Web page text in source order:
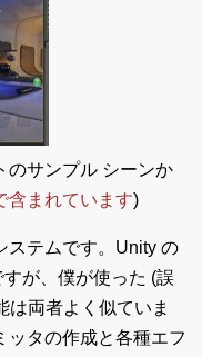
のサンプル シーンか
含まれています)
ステムです。Unity の
が、僕が使った (誤
は両者よく似ていま
ッタの作成と各種エフ